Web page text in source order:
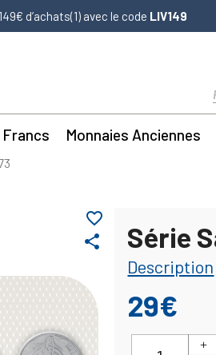
d’achats(1) avec le code LIV149
Francs Monnaies Anciennes
share
favorite_border
Série
Description
29€